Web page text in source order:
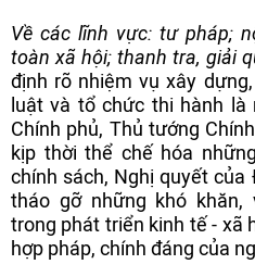
Về các lĩnh vực: tư pháp;
toàn xã hội; thanh tra, giải
định rõ nhiệm vụ xây
luật và tổ chức thi hành
Chính phủ, Thủ tướng
kịp thời thể chế hóa
chính sách, Nghị quyết của
tháo gỡ những khó khăn,
trong phát triển kinh tế - xã
hợp pháp, chính đáng của